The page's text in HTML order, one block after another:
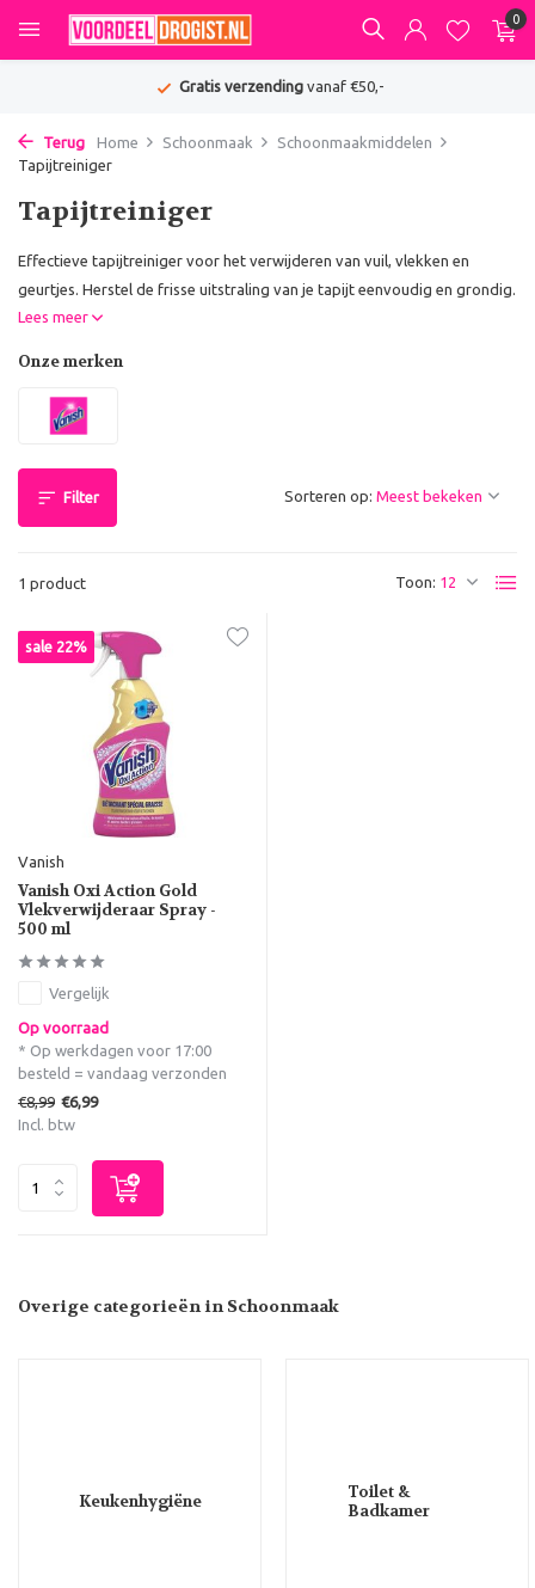
0
Gratis verzendingvanaf €50,-
Terug Home Schoonmaak
Schoonmaakmiddelen
Tapijtreiniger
Tapijtreiniger
Effectieve tapijtreiniger voor het verwijderen van vuil, vlekken en
geurtjes. Herstel de frisse uitstraling van je tapijt eenvoudig en grondig.
Lees meer
Onze merken
Filter
1 product Toon:
Sorteren op:
sale 22%
Vanish
Vanish Oxi Action Gold
Vlekverwijderaar Spray -
500 ml
Vergelijk
Op voorraad
* Op werkdagen voor 17:00
besteld = vandaag verzonden
€8,99 €6,99
Incl. btw
Overige categorieën in Schoonmaak
Keukenhygiëne
Toilet &
Badkamer